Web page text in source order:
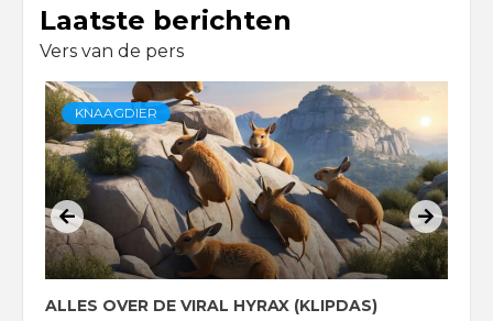
Laatste berichten
Vers van de pers
KNAAGDIER
ALLES OVER DE VIRAL HYRAX (KLIPDAS)